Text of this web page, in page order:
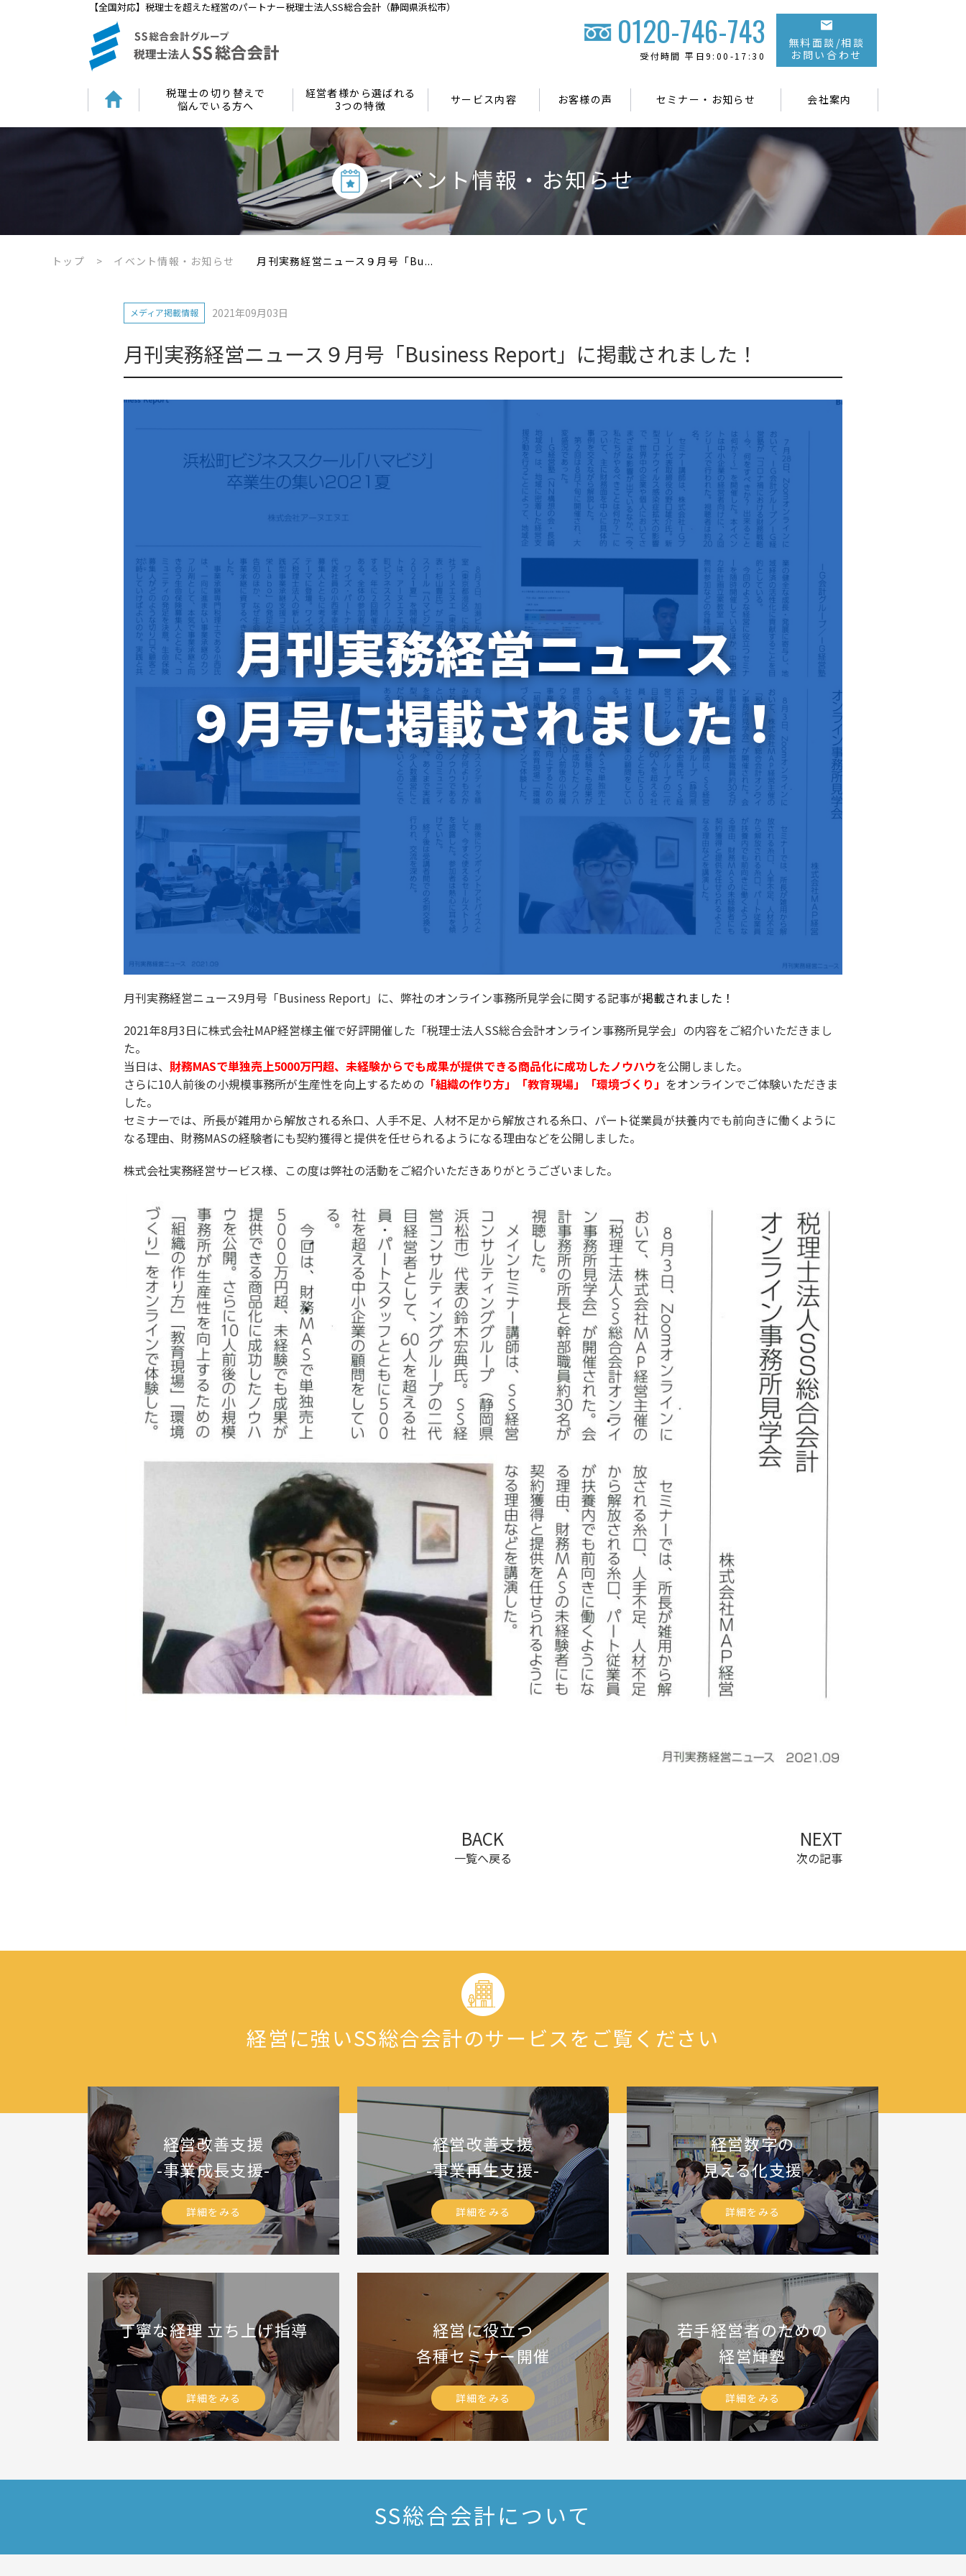
【全国対応】税理士を超えた経営のパートナー税理士法人SS総合会計（静岡県浜松市）
0120-746-743
受付時間 平日9:00-17:30
無料面談/相談
お問い合わせ
税理士の切り替えで
悩んでいる方へ
経営者様から選ばれる
3つの特徴
サービス内容 お客様の声 セミナー・お知らせ 会社案内
イベント情報・お知らせ
トップ > イベント情報・お知らせ 月刊実務経営ニュース９月号「Bu...
メディア掲載情報 2021年09月03日
月刊実務経営ニュース９月号「Business Report」に掲載されました！
月刊実務経営ニュース9月号「Business Report」に、弊社のオンライン事務所見学会に関する記事が掲載されました！
2021年8月3日に株式会社MAP経営様主催で好評開催した「税理士法人SS総合会計オンライン事務所見学会」の内容をご紹介いただきまし
た。
当日は、 財務MASで単独売上5000万円超、未経験からでも成果が提供できる商品化に成功したノウハウを公開しました。
さらに10人前後の小規模事務所が生産性を向上するための 「組織の作り方」「教育現場」「環境づくり」 をオンラインでご体験いただきま
した。
セミナーでは、所長が雑用から解放される糸口、人手不足、人材不足から解放される糸口、パート従業員が扶養内でも前向きに働くように
なる理由、財務MASの経験者にも契約獲得と提供を任せられるようになる理由などを公開しました。
株式会社実務経営サービス様、この度は弊社の活動をご紹介いただきありがとうございました。
BACK
一覧へ戻る
NEXT
次の記事
経営に強いSS総合会計のサービスをご覧ください
経営改善支援
-事業成長支援-
詳細をみる
経営改善支援
-事業再生支援-
詳細をみる
経営数字の
見える化支援
詳細をみる
丁寧な経理 立ち上げ指導
詳細をみる
経営に役立つ
各種セミナー開催
詳細をみる
若手経営者のための
経営輝塾
詳細をみる
SS総合会計について